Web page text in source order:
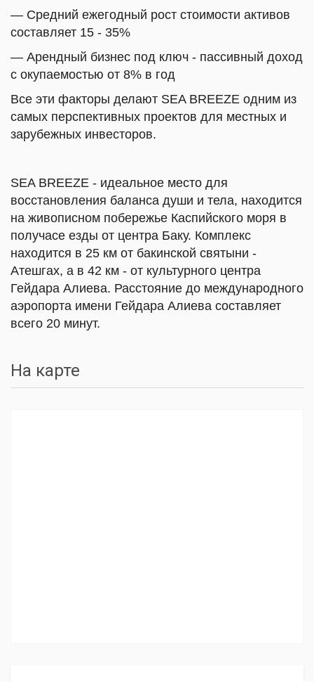
— Средний ежегодный рост стоимости активов
составляет 15 - 35%
— Арендный бизнес под ключ - пассивный доход
с окупаемостью от 8% в год
Все эти факторы делают SEA BREEZE одним из
самых перспективных проектов для местных и
зарубежных инвесторов.
SEA BREEZE - идеальное место для
восстановления баланса души и тела, находится
на живописном побережье Каспийского моря в
получасе езды от центра Баку. Комплекс
находится в 25 км от бакинской святыни -
Атешгах, а в 42 км - от культурного центра
Гейдара Алиева. Расстояние до международного
аэропорта имени Гейдара Алиева составляет
всего 20 минут.
На карте